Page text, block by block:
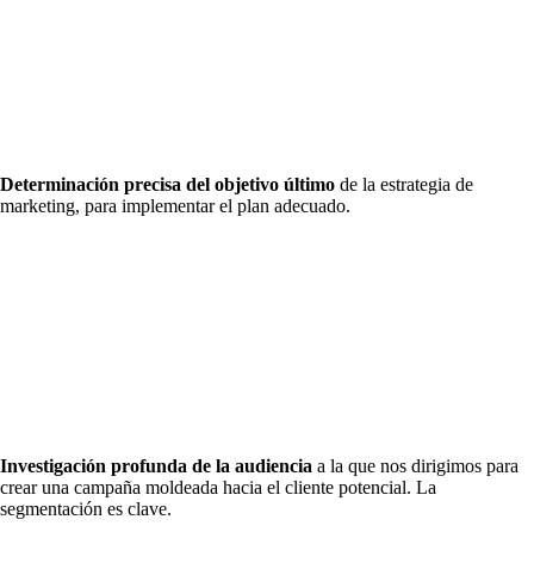
Determinación precisa del objetivo último de la estrategia de
marketing, para implementar el plan adecuado.
Investigación profunda de la audiencia a la que nos dirigimos para
crear una campaña moldeada hacia el cliente potencial. La
segmentación es clave.